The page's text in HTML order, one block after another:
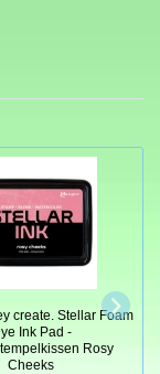
create. Stellar Foam
Ink Pad -
Rosy
Cheeks